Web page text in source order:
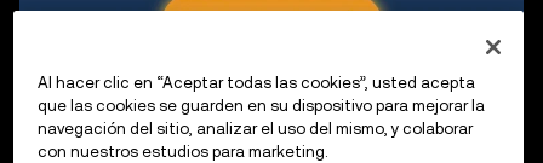
Source: X Empire
Al hacer clic en “Aceptar todas las cookies”, usted acepta
que las cookies se guarden en su dispositivo para mejorar la
navegación del sitio, analizar el uso del mismo, y colaborar
con nuestros estudios para marketing.